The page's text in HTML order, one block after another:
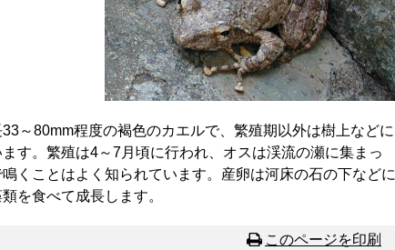
33～80mm程度の褐色のカエルで、 繁殖期 以外は樹上などに
す。 繁殖は4～7月 頃に行われ、オスは渓流の瀬に集まっ
鳴 くことはよく 知られています。 産卵は河床の石の下などに
類を食べて 成長します。
このページを印刷